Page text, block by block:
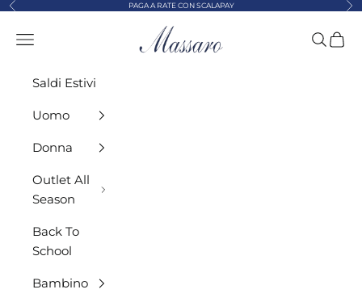
Vai al contenuto
Precedente PAGA A RATE CON SCALAPAY
MASSARO ABBIGLIAMENTO
Menù Cerca
Saldi Estivi
Uomo
Donna
Outlet All
Season
Back To
School
Bambino